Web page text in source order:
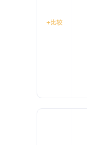
+比较